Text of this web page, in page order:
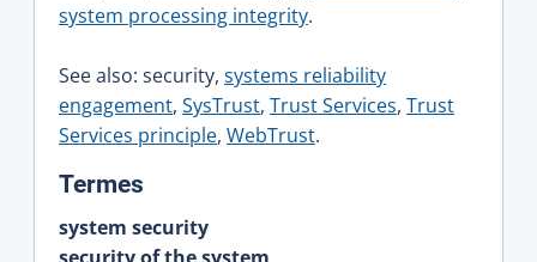
system processing integrity.
See also: security, systems reliability
engagement, SysTrust, Trust Services, Trust
Services principle, WebTrust.
Termes
system security
security of the system